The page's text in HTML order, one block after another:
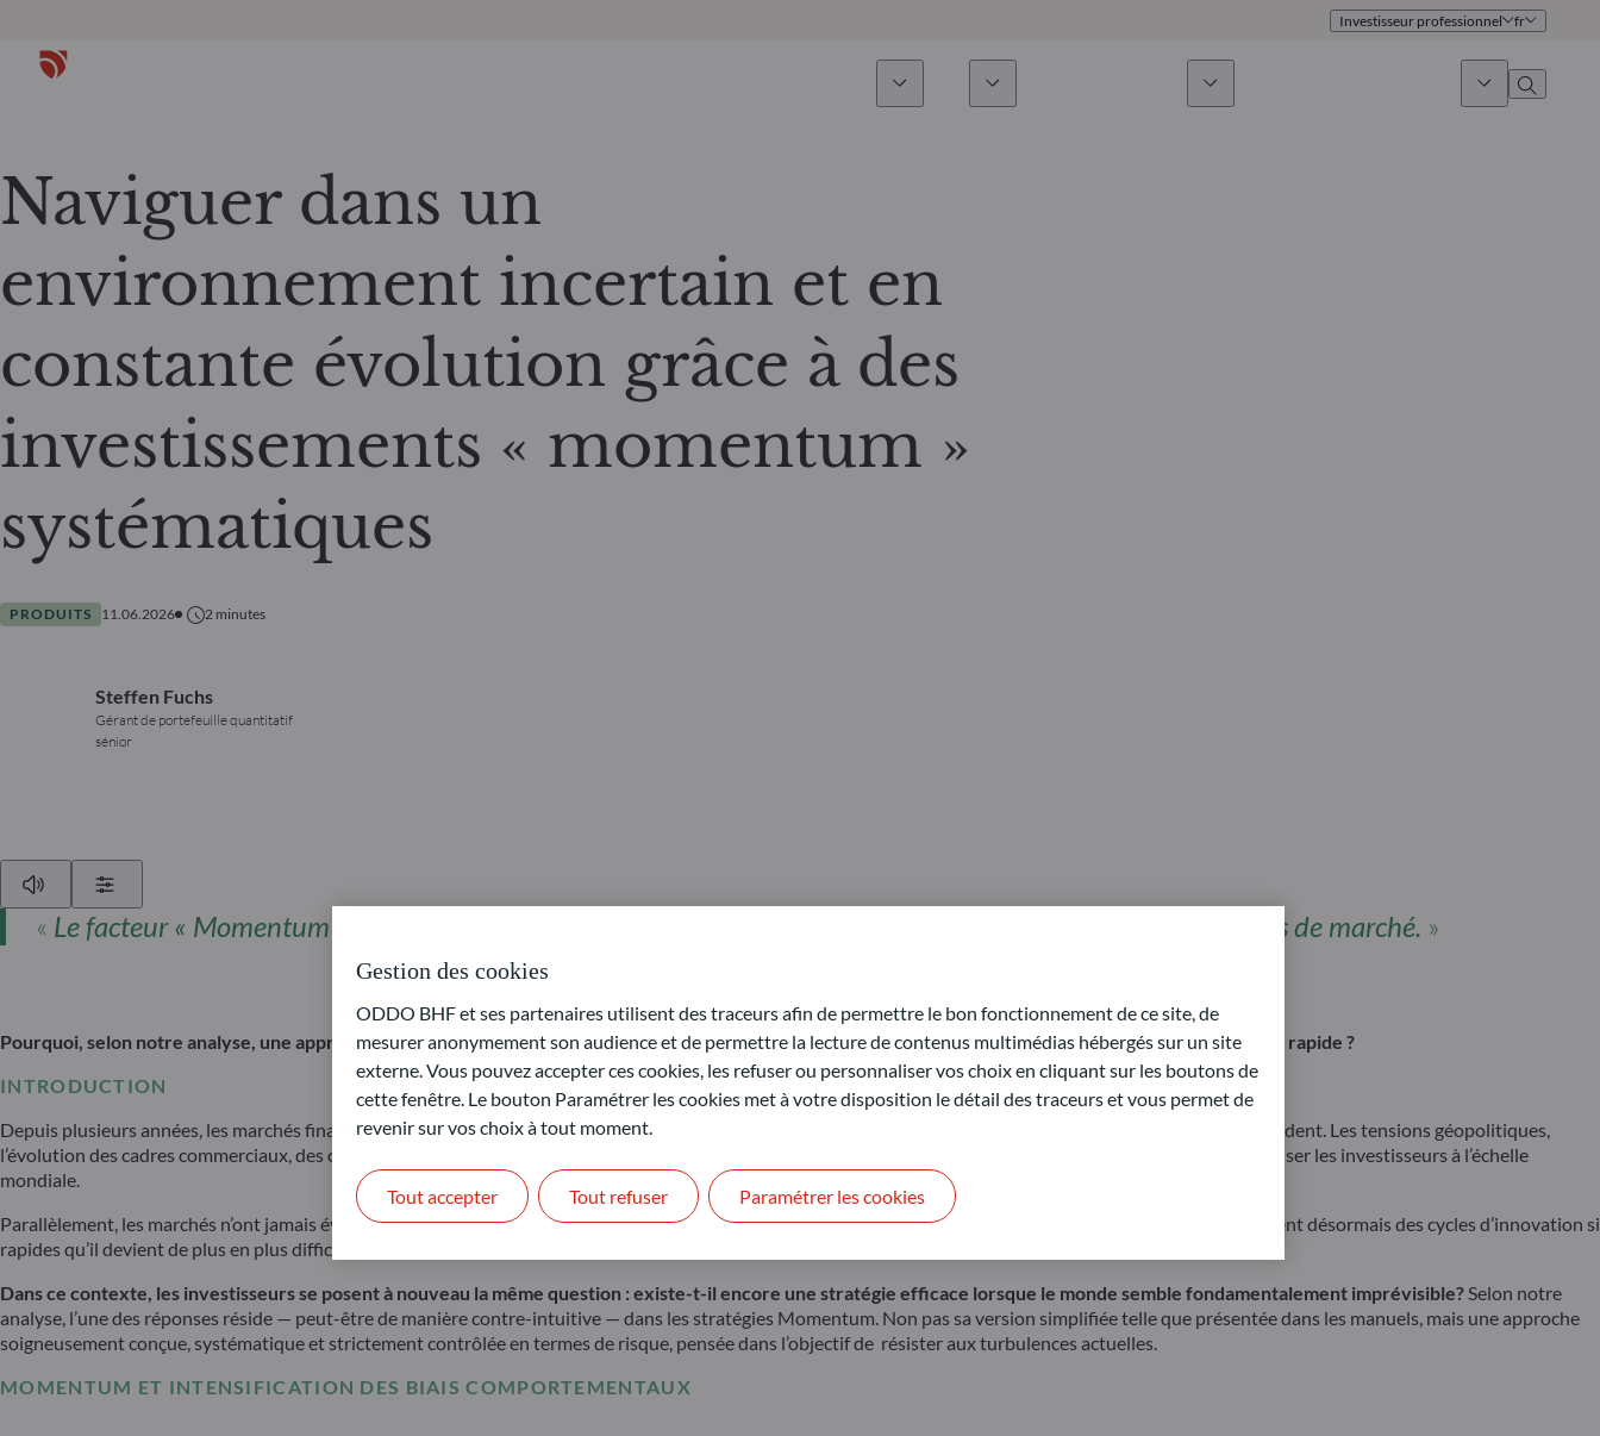
Investisseur professionnel fr
Obligations
Multi-Actifs
ETF actifs
Comment souscrire ?
Naviguer dans un
environnement incertain et en
constante évolution grâce à des
investissements « momentum »
systématiques
PRODUITS 11.06.2026 2 minutes
Steffen Fuchs
Gérant de portefeuille quantitatif
sénior
« Le facteur « Momentum » a apporté une création de valeur significative dans de nombreux environnements de marché. »
Pourquoi, selon notre analyse, une approche Momentum systématique bien construite reste performante à long terme, malgré des marchés en évolution rapide ?
INTRODUCTION
Depuis plusieurs années, les marchés financiers évoluent dans un environnement marqué à la fois par une incertitude accrue et par une accélération sans précédent. Les tensions géopolitiques,
l’évolution des cadres commerciaux, des cycles de politiques économiques imprévisibles et une volatilité macroéconomique persistante continuent de déstabiliser les investisseurs à l’échelle
mondiale.
Parallèlement, les marchés n’ont jamais évolué aussi vite. Des secteurs entiers — en particulier l’intelligence artificielle et les technologies avancées — connaissent désormais des cycles d’innovation si
rapides qu’il devient de plus en plus difficile d’identifier les futurs gagnants à l’aide d’une analyse fondamentale traditionnelle.
Dans ce contexte, les investisseurs se posent à nouveau la même question : existe-t-il encore une stratégie efficace lorsque le monde semble fondamentalement imprévisible? Selon notre
analyse, l’une des réponses réside — peut-être de manière contre-intuitive — dans les stratégies Momentum. Non pas sa version simplifiée telle que présentée dans les manuels, mais une approche
soigneusement conçue, systématique et strictement contrôlée en termes de risque, pensée dans l’objectif de résister aux turbulences actuelles.
MOMENTUM ET INTENSIFICATION DES BIAIS COMPORTEMENTAUX
Gestion des cookies
ODDO BHF et ses partenaires utilisent des traceurs afin de permettre le bon fonctionnement de ce site, de
mesurer anonymement son audience et de permettre la lecture de contenus multimédias hébergés sur un site
externe. Vous pouvez accepter ces cookies, les refuser ou personnaliser vos choix en cliquant sur les boutons de
cette fenêtre. Le bouton Paramétrer les cookies met à votre disposition le détail des traceurs et vous permet de
revenir sur vos choix à tout moment.
Tout refuser
Tout accepter Paramétrer les cookies